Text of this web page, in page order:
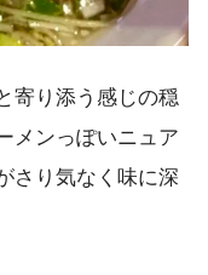
寄り添う感じの穏
メンっぽいニュア
さり気なく味に深